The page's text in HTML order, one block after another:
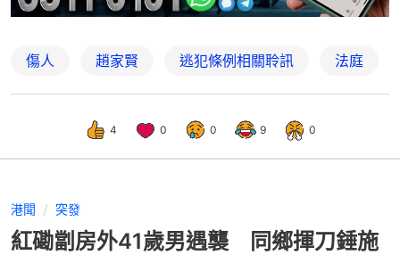
傷人 趙家賢 逃犯條例相關聆訊 法庭
4 0 0 9 0
港聞 突發
紅磡劏房外41歲男遇襲 同鄉揮刀錘施